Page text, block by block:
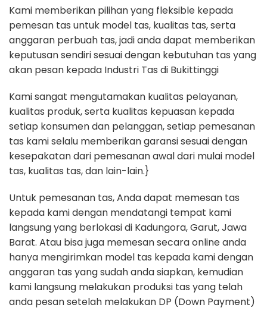
Kami memberikan pilihan yang fleksible kepada
pemesan tas untuk model tas, kualitas tas, serta
anggaran perbuah tas, jadi anda dapat memberikan
keputusan sendiri sesuai dengan kebutuhan tas yang
akan pesan kepada Industri Tas di Bukittinggi
Kami sangat mengutamakan kualitas pelayanan,
kualitas produk, serta kualitas kepuasan kepada
setiap konsumen dan pelanggan, setiap pemesanan
tas kami selalu memberikan garansi sesuai dengan
kesepakatan dari pemesanan awal dari mulai model
tas, kualitas tas, dan lain-lain.}
Untuk pemesanan tas, Anda dapat memesan tas
kepada kami dengan mendatangi tempat kami
langsung yang berlokasi di Kadungora, Garut, Jawa
Barat. Atau bisa juga memesan secara online anda
hanya mengirimkan model tas kepada kami dengan
anggaran tas yang sudah anda siapkan, kemudian
kami langsung melakukan produksi tas yang telah
anda pesan setelah melakukan DP (Down Payment)